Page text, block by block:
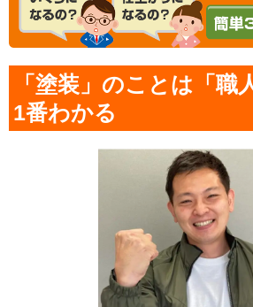
「塗装」のことは「職
1番わかる